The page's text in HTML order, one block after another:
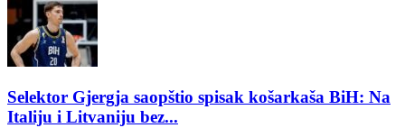
Selektor Gjergja saopštio spisak košarkaša BiH: Na
Italiju i Litvaniju bez...